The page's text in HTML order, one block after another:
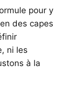
pour y
des capes
ni les
à la